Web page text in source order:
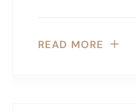
READ MORE